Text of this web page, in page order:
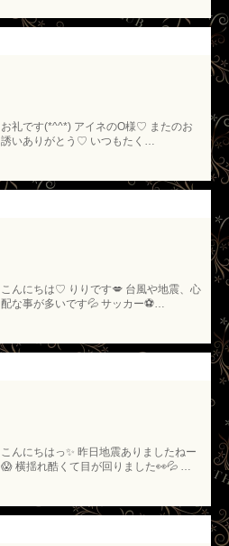
お礼です(*^^*) アイネのO様♡ またのお
誘いありがとう♡ いつもたく…
こんにちは♡ りりです💋 台風や地震、心
配な事が多いです💦 サッカー⚽…
こんにちはっ✨ 昨日地震ありましたねー
😱 横揺れ酷くて目が回りました👀💦 …